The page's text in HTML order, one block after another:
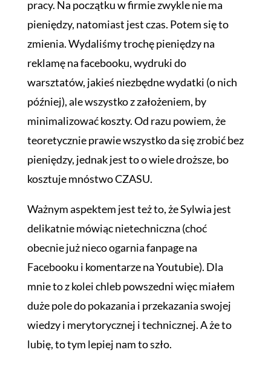
pracy. Na początku w firmie zwykle nie ma
pieniędzy, natomiast jest czas. Potem się to
zmienia. Wydaliśmy trochę pieniędzy na
reklamę na facebooku, wydruki do
warsztatów, jakieś niezbędne wydatki (o nich
później), ale wszystko z założeniem, by
minimalizować koszty. Od razu powiem, że
teoretycznie prawie wszystko da się zrobić bez
pieniędzy, jednak jest to o wiele droższe, bo
kosztuje mnóstwo CZASU.
Ważnym aspektem jest też to, że Sylwia jest
delikatnie mówiąc nietechniczna (choć
obecnie już nieco ogarnia fanpage na
Facebooku i komentarze na Youtubie). Dla
mnie to z kolei chleb powszedni więc miałem
duże pole do pokazania i przekazania swojej
wiedzy i merytorycznej i technicznej. A że to
lubię, to tym lepiej nam to szło.